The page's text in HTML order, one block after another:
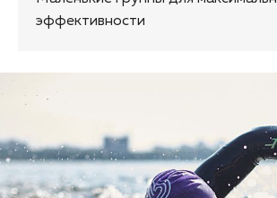
эффективности